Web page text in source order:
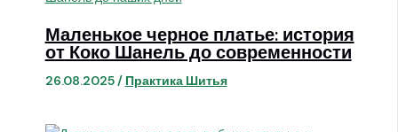
Маленькое черное платье: история
от Коко Шанель до современности
26.08.2025/ Практика Шитья